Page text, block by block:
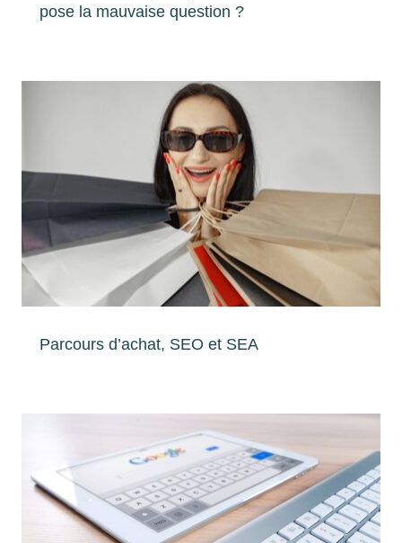
pose la mauvaise question ?
Parcours d’achat, SEO et SEA